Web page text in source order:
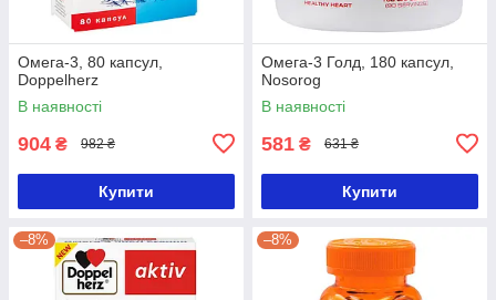
Омега-3, 80 капсул,
Doppelherz
В наявності
904 ₴ 982 ₴
Купити
Омега-3 Голд, 180 капсул,
Nosorog
В наявності
581 ₴ 631 ₴
Купити
–8% –8%